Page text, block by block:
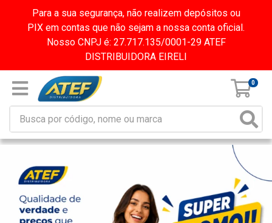
Para a sua segurança, não realizem depósitos ou
PIX em contas que não sejam a nossa conta oficial.
Nosso CNPJ é: 27.717.135/0001-29 ATEF
DISTRIBUIDORA EIRELI
0